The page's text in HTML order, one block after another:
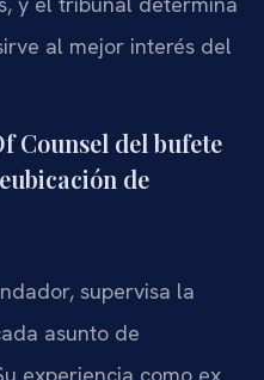
al mejor interés del
Counsel del bufete
de
supervisa la
asunto de